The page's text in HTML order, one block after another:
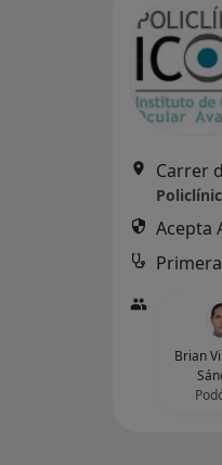
Carrer
Acepta
Brian